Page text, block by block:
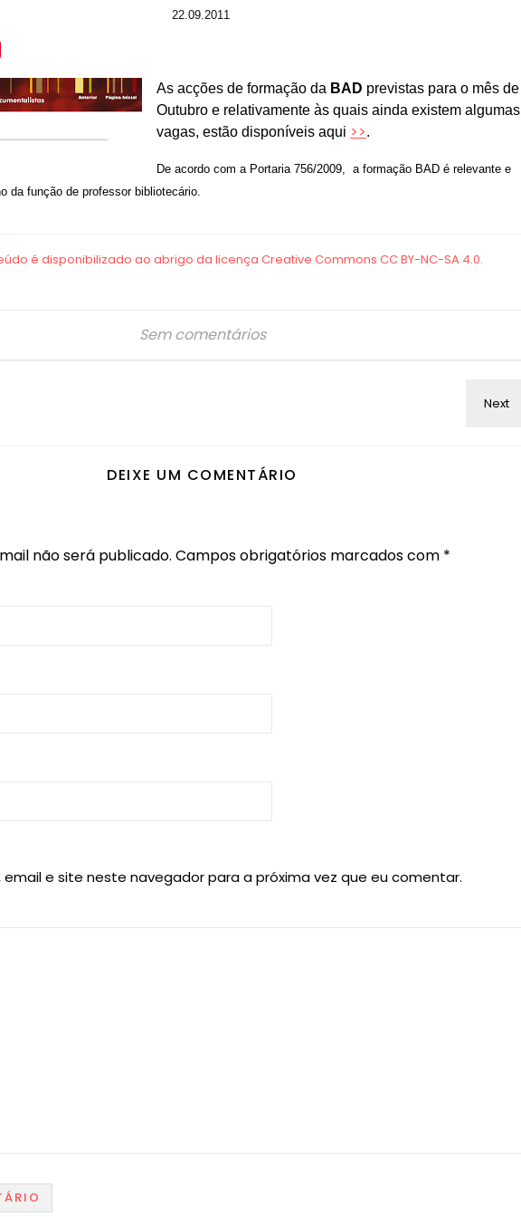
22.09.2011
As acções de formação da BAD previstas para o mês de
Outubro e relativamente às quais ainda existem algumas
vagas, estão disponíveis aqui >>.
De acordo com a Portaria 756/2009, a formação BAD é relevante e
da função de professor bibliotecário.
Sem comentários
DEIXE UM COMENTÁRIO
não será publicado. Campos obrigatórios marcados com *
email e site neste navegador para a próxima vez que eu comentar.